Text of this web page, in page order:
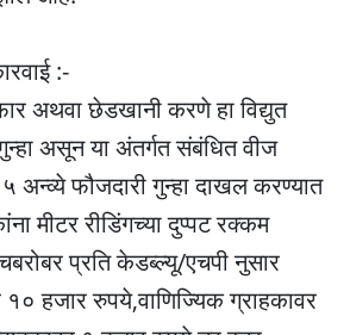
:-
अथवा छेडखानी करणे हा विद्युत
असून या अंतर्गत संबंधित वीज
अन्व्ये फौजदारी गुन्हा दाखल करण्यात
मीटर रीडिंगच्या दुप्पट रक्कम
प्रति केडब्ल्यू/एचपी नुसार
१० हजार रुपये,वाणिज्यिक ग्राहकावर